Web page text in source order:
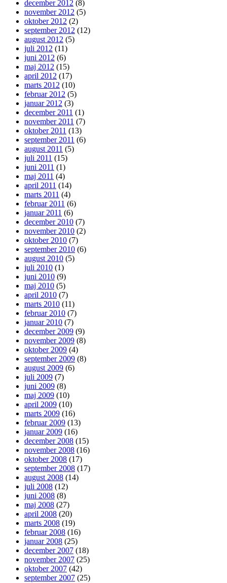
december 2012 (8)
november 2012 (5)
oktober 2012 (2)
september 2012 (12)
august 2012 (5)
juli 2012 (11)
juni 2012 (6)
maj 2012 (15)
april 2012 (17)
marts 2012 (10)
februar 2012 (5)
januar 2012 (3)
december 2011 (1)
november 2011 (7)
oktober 2011 (13)
september 2011 (6)
august 2011 (5)
juli 2011 (15)
juni 2011 (1)
maj 2011 (4)
april 2011 (14)
marts 2011 (4)
februar 2011 (6)
januar 2011 (6)
december 2010 (7)
november 2010 (2)
oktober 2010 (7)
september 2010 (6)
august 2010 (5)
juli 2010 (1)
juni 2010 (9)
maj 2010 (5)
april 2010 (7)
marts 2010 (11)
februar 2010 (7)
januar 2010 (7)
december 2009 (9)
november 2009 (8)
oktober 2009 (4)
september 2009 (8)
august 2009 (6)
juli 2009 (7)
juni 2009 (8)
maj 2009 (10)
april 2009 (10)
marts 2009 (16)
februar 2009 (13)
januar 2009 (16)
december 2008 (15)
november 2008 (16)
oktober 2008 (17)
september 2008 (17)
august 2008 (14)
juli 2008 (12)
juni 2008 (8)
maj 2008 (27)
april 2008 (20)
marts 2008 (19)
februar 2008 (16)
januar 2008 (25)
december 2007 (18)
november 2007 (25)
oktober 2007 (42)
september 2007 (25)